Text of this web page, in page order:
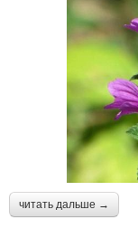
читать дальше →